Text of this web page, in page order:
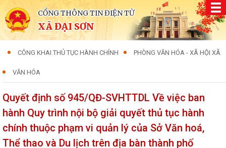
CỔNG THÔNG TIN ĐIỆN TỬ
XÃ ĐẠI SƠN
CÔNG KHAI THỦ TỤC HÀNH CHÍNH PHÒNG VĂN HÓA - XÃ HỘI XÃ
VĂN HÓA
Quyết định số 945/QĐ-SVHTTDL Về việc ban
hành Quy trình nội bộ giải quyết thủ tục hành
chính thuộc phạm vi quản lý của Sở Văn hoá,
Thể thao và Du lịch trên địa bàn thành phố